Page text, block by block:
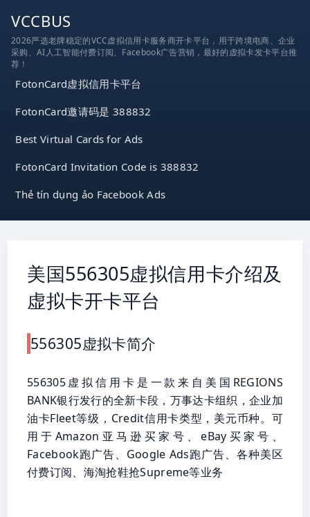
VCCBUS
2026严选老牌稳定的VCC虚拟信用卡服务商开卡平台，用于跨境电商、企业
采购、AI人工智能付费订阅、Facebook广告营销，最好的虚拟卡发卡平台推
荐！
FotonCard虚拟信用卡平台
FotonCard邀请码是 388832
Best Virtual Cards for Ads
FotonCard Invitation Code is 388832
Thẻ tín dụng ảo Facebook Ads
美国556305虚拟信用卡介绍及
虚拟卡开卡平台
556305虚拟卡简介
556305虚拟信用卡是一款来自美国REGIONS
BANK银行发行的全新卡段，万事达卡组织，企业加
油卡Fleet等级，Credit信用卡类型，美元币种。可
用于Amazon亚马逊买家号、eBay买家号、
Facebook跑广告、Google Ads跑广告、各种美区
付费订阅、海淘抢鞋抢Supreme等业务